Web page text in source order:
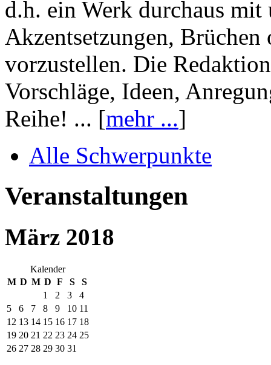
d.h. ein Werk durchaus mit
Akzentsetzungen, Brüchen
vorzustellen. Die
Vorschläge, Ideen,
Reihe! ... [mehr ...]
Alle Schwerpunkte
Veranstaltungen
März 2018
Kalender
M D M D F S
S
1
2 3
4
5
6 7 8 9 10 11
12 13 14 15 16 17 18
19 20 21 22 23 24 25
26 27 28 29 30 31